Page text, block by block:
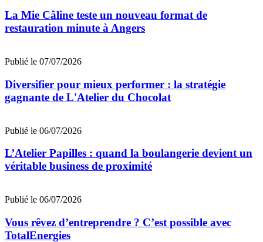
La Mie Câline teste un nouveau format de
restauration minute à Angers
Publié le 07/07/2026
Diversifier pour mieux performer : la stratégie
gagnante de L'Atelier du Chocolat
Publié le 06/07/2026
L’Atelier Papilles : quand la boulangerie devient un
véritable business de proximité
Publié le 06/07/2026
Vous rêvez d’entreprendre ? C’est possible avec
TotalEnergies